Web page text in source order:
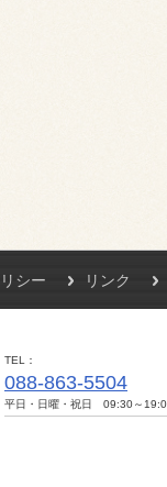
シー リンク
TEL
088-863-5504
平日・日曜・祝日 09:30～